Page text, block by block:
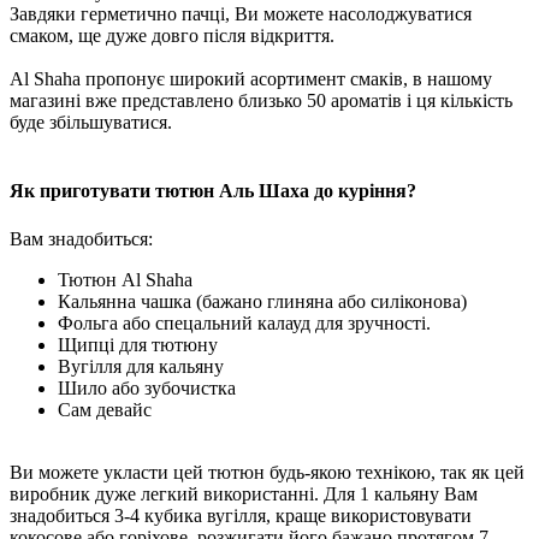
Завдяки герметично пачці, Ви можете насолоджуватися
смаком, ще дуже довго після відкриття.
Al Shaha пропонує широкий асортимент смаків, в нашому
магазині вже представлено близько 50 ароматів і ця кількість
буде збільшуватися.
Як приготувати тютюн Аль Шаха до куріння?
Вам знадобиться:
Тютюн Al Shaha
Кальянна чашка (бажано глиняна або силіконова)
Фольга або спецальний калауд для зручності.
Щипці для тютюну
Вугілля для кальяну
Шило або зубочистка
Сам девайс
Ви можете укласти цей тютюн будь-якою технікою, так як цей
виробник дуже легкий використанні. Для 1 кальяну Вам
знадобиться 3-4 кубика вугілля, краще використовувати